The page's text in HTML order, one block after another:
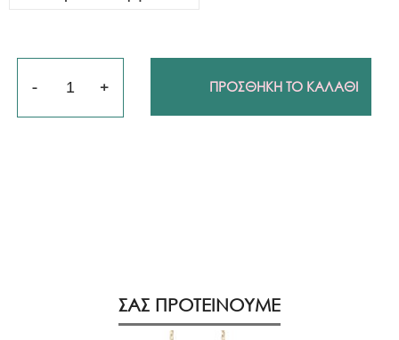
Ποσότητα ΠΡΟΣΘΗΚΗ ΤΟ ΚΑΛΑΘΙ
ΣΑΣ ΠΡΟΤΕΙΝΟΥΜΕ